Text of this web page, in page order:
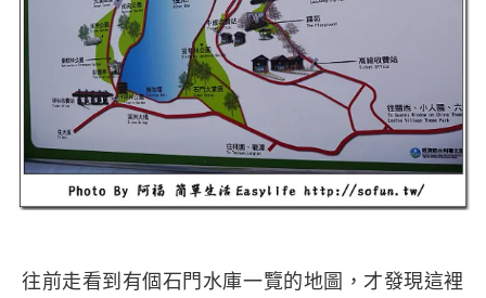
往前走看到有個石門水庫一覽的地圖，才發現這裡